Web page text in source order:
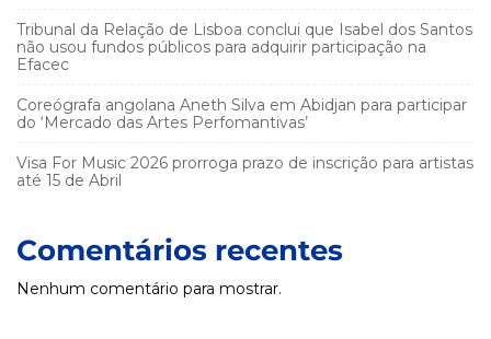
Tribunal da Relação de Lisboa conclui que Isabel dos Santos
não usou fundos públicos para adquirir participação na
Efacec
Coreógrafa angolana Aneth Silva em Abidjan para participar
do ‘Mercado das Artes Perfomantivas’
Visa For Music 2026 prorroga prazo de inscrição para artistas
até 15 de Abril
Comentários recentes
Nenhum comentário para mostrar.